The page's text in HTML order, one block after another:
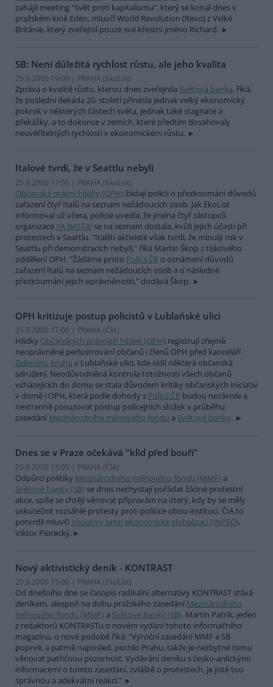
zahájil meeting "Svět proti kapitalismu", který se konal dnes v
pražském kině Eden, mluvčí World Revolution (Revo) z Velké
Británie, který zveřejnil pouze své křestní jméno Richard.
SB: Není důležitá rychlost růstu, ale jeho kvalita
25.9.2000 19:00 | PRAHA (EkoList)
Zpráva o kvalitě růstu, kterou dnes zveřejnila Světová banka, říká,
že poslední dekáda 20. století přinesla jednak velký ekonomický
pokrok v některých částech světa, jednak také stagnace a
překážky, a to dokonce v zemích, které předtím dosahovaly
neuvěřitelných rychlostí v ekonomickém růstu.
Italové tvrdí, že v Seattlu nebyli
25.9.2000 17:50 | PRAHA (EkoList)
Občanské právní hlídky (OPH) žádají policii o přezkoumání důvodů
zařazení čtyř Italů na seznam nežádoucích osob. Jak EkoList
informoval už včera, policie uvedla, že jména čtyř zástupců
organizaceYA BASTA! se na seznam dostala, kvůli jejich účasti při
protestech v Seattlu. "Italští aktivisté však tvrdí, že minulý rok v
Seattlu při demonstracích nebyli," říká Martin Škop z tiskového
oddělení OPH. "Žádáme proto Policii ČR o oznámení důvodů
zařazení Italů na seznam nežádoucích osob a o následné
přezkoumání jejich oprávněnosti," dodává Škop.
OPH kritizuje postup policistů v Lublaňské ulici
25.9.2000 17:00 | PRAHA (ČIA)
Hlídky Občanských právních hlídek (OPH) registrují zřejmě
neoprávněné perlustrování občanů i členů OPH před kanceláří
Zeleného kruhu v Lublaňské ulici, kde sídlí některá občanská
sdružení. Neodůvodněná kontrola totožnosti všech občanů
vcházejících do domu se stala důvodem kritiky občanských iniciativ
v domě i OPH, která podle dohody s Policií ČR budou nezávisle a
nestranně posuzovat postup policejních složek v průběhu
zasedání Mezinárodního měnového fondu a Světové banky.
Dnes se v Praze očekává "klid před bouří"
25.9.2000 15:05 | PRAHA (ČIA)
Odpůrci politiky Mezinárodního měnového fondu (MMF) a
Světové banky (SB) se dnes nechystají pořádat žádné protestní
akce, spíše se chtějí věnovat přípravám na úterý, kdy by se měly
uskutečnit rozsáhlé protesty proti politice obou institucí. ČIA to
potvrdil mluvčí Iniciativy proti ekonomické globalizaci (INPEG),
Viktor Piorecký.
Nový aktivistický deník - KONTRAST
25.9.2000 15:00 | PRAHA (EkoList)
Od dnešního dne se časopis radikální alternativy KONTRAST stává
deníkem, alespoň na dobu pražského zasedání Mezinárodního
měnového fondu (MMF) a Světové banky (SB). Martin Patrik, jeden
z redaktorů KONTRASTu o novém vydání tohoto informačního
magazínu, o nové podobě říká: "Výroční zasedání MMF a SB
poprvé, a patrně naposled, poctilo Prahu, takže je nezbytné tomu
věnovat patřičnou pozornost. Vydávání deníku s česko-anlickými
informacemi o tomto zasedání, zvláště o protestech, je jistě tou
správnou a adekvátní reakcí."